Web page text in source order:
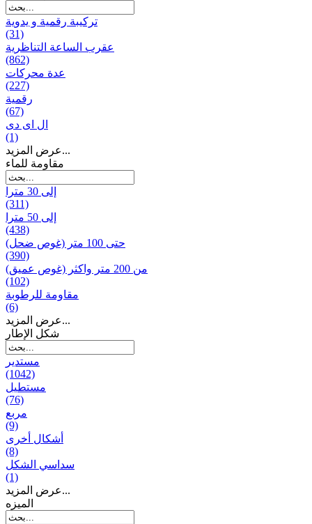
تركيبة رقمية و يدوية
(31)
عقرب الساعة التناظرية
(862)
عدة محركات
(227)
رقمية
(67)
ال ای دی
(1)
عرض المزيد...
مقاومة للماء
إلى 30 مترا
(311)
إلى 50 مترا
(438)
حتى 100 متر (غوص ضحل)
(390)
من 200 متر واکثر (غوص عميق)
(102)
مقاومة للرطوبة
(6)
عرض المزيد...
شكل الإطار
مستدير
(1042)
مستطيل
(76)
مربع
(9)
أشكال أخرى
(8)
سداسي الشكل
(1)
عرض المزيد...
المیزه